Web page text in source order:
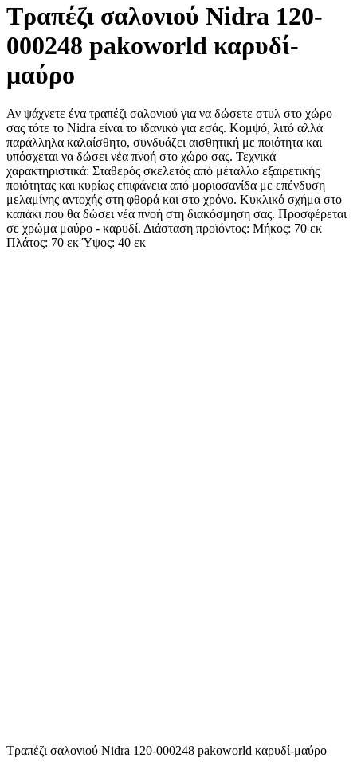
Τραπέζι σαλονιού Nidra 120-
000248 pakoworld καρυδί-
μαύρο
Αν ψάχνετε ένα τραπέζι σαλονιού για να δώσετε στυλ στο χώρο
σας τότε το Nidra είναι τo ιδανικό για εσάς. Κομψό, λιτό αλλά
παράλληλα καλαίσθητo, συνδυάζει αισθητική με ποιότητα και
υπόσχεται να δώσει νέα πνοή στο χώρο σας. Τεχνικά
χαρακτηριστικά: Σταθερός σκελετός από μέταλλο εξαιρετικής
ποιότητας και κυρίως επιφάνεια από μοριοσανίδα με επένδυση
μελαμίνης αντοχής στη φθορά και στο χρόνο. Κυκλικό σχήμα στο
καπάκι που θα δώσει νέα πνοή στη διακόσμηση σας. Προσφέρεται
σε χρώμα μαύρο - καρυδί. Διάσταση προϊόντος: Μήκος: 70 εκ
Πλάτος: 70 εκ Ύψος: 40 εκ
Τραπέζι σαλονιού Nidra 120-000248 pakoworld καρυδί-μαύρο